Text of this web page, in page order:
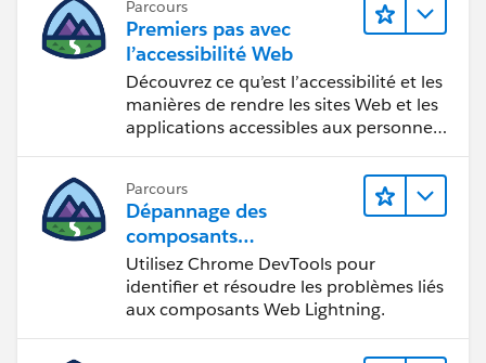
Parcours
Premiers pas avec
l’accessibilité Web
Découvrez ce qu’est l’accessibilité et les
manières de rendre les sites Web et les
applications accessibles aux personnes
Parcours
Dépannage des
composants
Web Lightning
Utilisez Chrome DevTools pour
identifier et résoudre les problèmes liés
aux composants Web Lightning.